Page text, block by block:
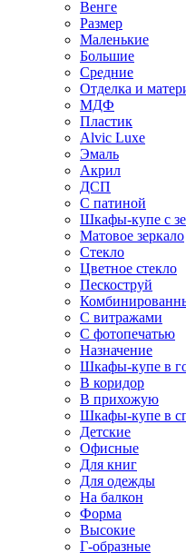
Венге
Размер
Маленькие
Большие
Средние
Отделка и
МДФ
Пластик
Alvic Luxe
Эмаль
Акрил
ДСП
С патиной
Шкафы-купе с
Матовое зеркало
Стекло
Цветное стекло
Пескоструй
С витражами
С фотопечатью
Назначение
Шкафы-купе в
В коридор
В прихожую
Шкафы-купе в
Детские
Офисные
Для книг
Для одежды
На балкон
Форма
Высокие
Г-образные